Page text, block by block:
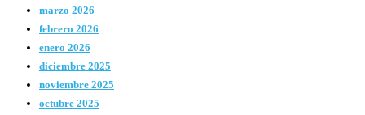
marzo 2026
febrero 2026
enero 2026
diciembre 2025
noviembre 2025
octubre 2025